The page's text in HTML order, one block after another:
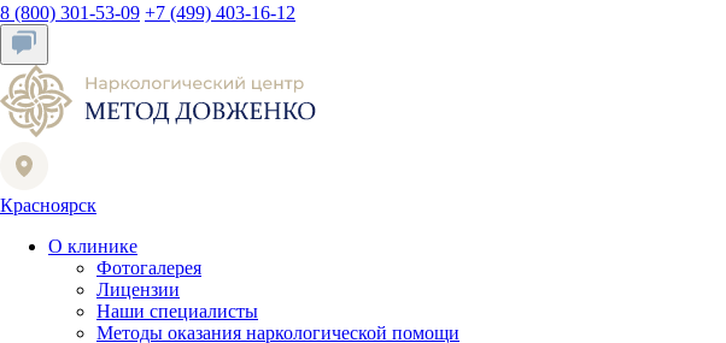
8 (800) 301-53-09 +7 (499) 403-16-12
Красноярск
О клинике
Фотогалерея
Лицензии
Наши специалисты
Методы оказания наркологической помощи